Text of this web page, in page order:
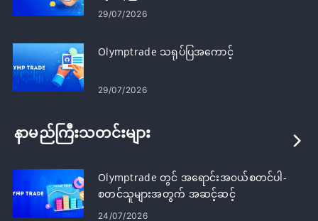
29/07/2026
Olymptrade သရုပ်ပြအကောင့်
29/07/2026
နာမည်ကြီးသတင်းများ
Olymptrade တွင် အရောင်းအ၀ယ်စတင်ပါ-
စတင်သူများအတွက် အဆင့်ဆင့်
24/07/2026